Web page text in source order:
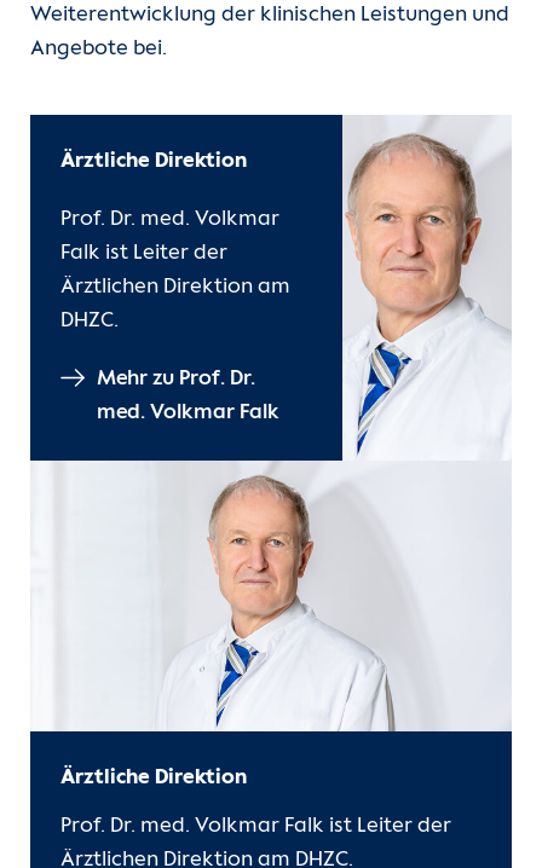
Für Zuweiser:innen
Herzatlas
Forschung
Kaufmännische Direktion
Geschäftsfeldentwicklung & Innovation
Pflegedirektion
Spenden
Internationale Patienten
Zur Seite der Charité
Weiterentwicklung der klinischen Leistungen und
Angebote bei.
Ärztliche Direktion
Prof. Dr. med. Volkmar
Falk ist Leiter der
Ärztlichen Direktion am
DHZC.
Mehr zu Prof. Dr.
med. Volkmar Falk
Ärztliche Direktion
Prof. Dr. med. Volkmar Falk ist Leiter der
Ärztlichen Direktion am DHZC.